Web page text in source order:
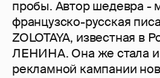
пробы. Автор шедевра -
французско-русская
ZOLOTAYA, известная в
ЛЕНИНА. Она же стала и
рекламной кампании